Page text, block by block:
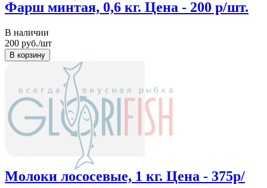
Фарш минтая, 0,6 кг. Цена - 200 р/шт.
В наличии
200 руб./шт
Молоки лососевые, 1 кг. Цена - 375р/